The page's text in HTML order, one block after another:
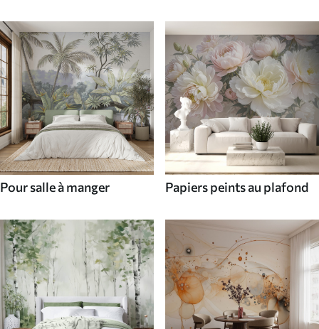
Pour salle à manger Papiers peints au plafond